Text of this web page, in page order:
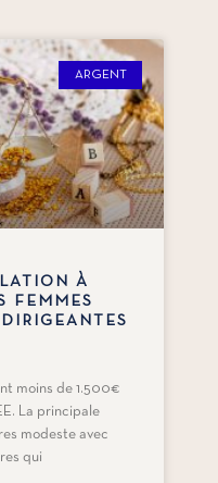
ARGENT
À
FEMMES
moins de 1.500€
La principale
modeste avec
qui